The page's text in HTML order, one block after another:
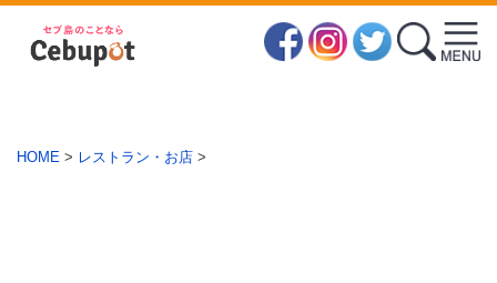
HOME > レストラン・お店 >